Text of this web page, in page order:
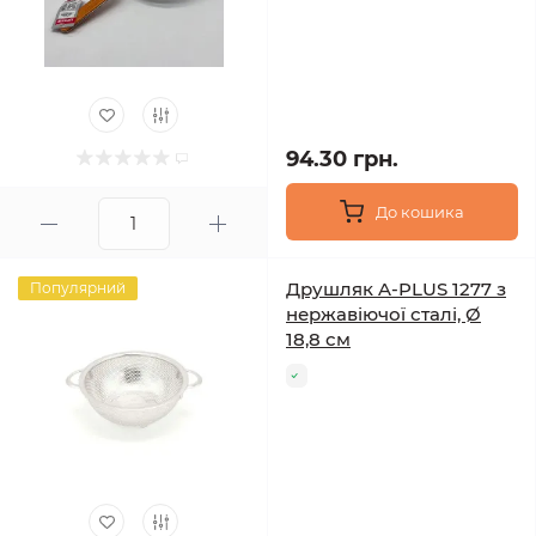
94.30 грн.
До кошика
Популярний
Друшляк A-PLUS 1277 з
нержавіючої сталі, Ø
18,8 см